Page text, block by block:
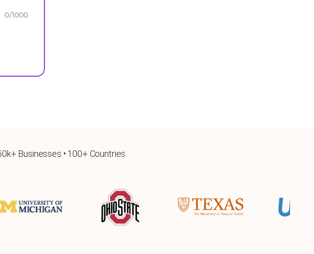
0/1000
Businesses • 100+ Countries